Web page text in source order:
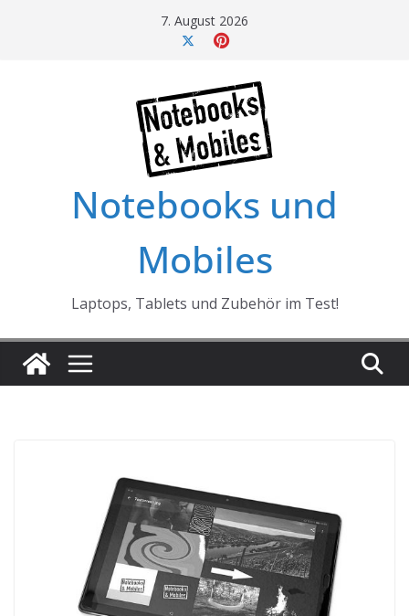
7. August 2026
Notebooks und
Mobiles
Laptops, Tablets und Zubehör im Test!